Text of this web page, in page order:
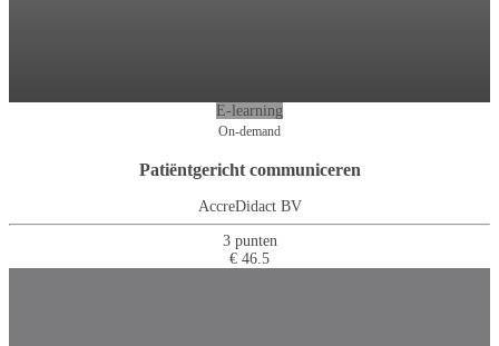
E-learning
On-demand
Patiëntgericht communiceren
AccreDidact BV
3 punten
€ 46.5